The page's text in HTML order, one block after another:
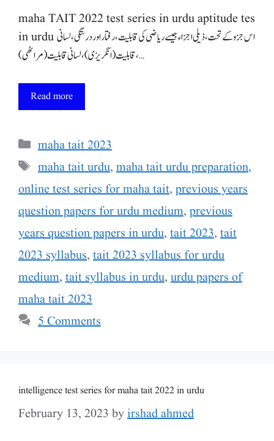
maha TAIT 2022 test series in urdu aptitude tes
in urdu اس جزو کے تحت، ذیلی اجزاء جیسے ریاضی کی قابلیت، رفتار اور درستگی، لسانی
قابلیت (انگریزی)، لسانی قابلیت (مراٹھی)، …
Read more
Categories
maha tait 2023
Tags
maha tait urdu, maha tait urdu preparation,
online test series for maha tait, previous years
question papers for urdu medium, previous
years question papers in urdu, tait 2023, tait
2023 syllabus, tait 2023 syllabus for urdu
medium, tait syllabus in urdu, urdu papers of
maha tait 2023
5 Comments
intelligence test series for maha tait 2022 in urdu
February 13, 2023 byirshad ahmed